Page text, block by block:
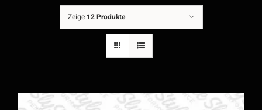
Zeige 12 Produkte